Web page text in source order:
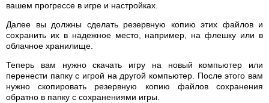
вашем прогрессе в игре и настройках.
Далее вы должны сделать резервную копию этих файлов и
сохранить их в надежное место, например, на флешку или в
облачное хранилище.
Теперь вам нужно скачать игру на новый компьютер или
перенести папку с игрой на другой компьютер. После этого вам
нужно скопировать резервную копию файлов сохранения
обратно в папку с сохранениями игры.